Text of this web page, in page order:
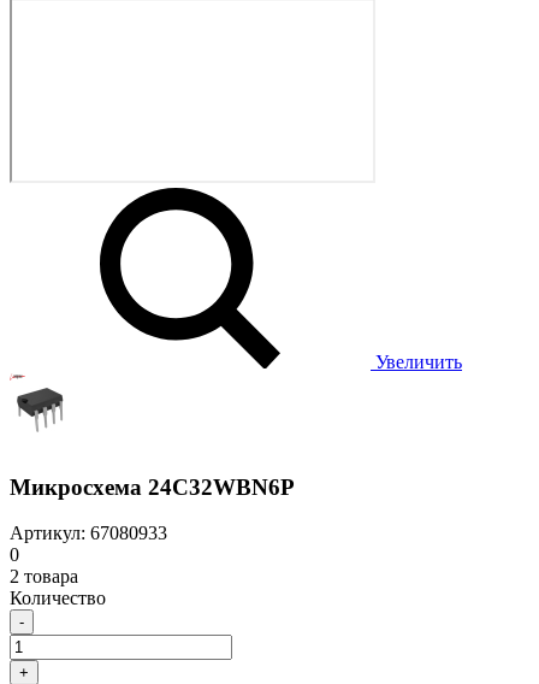
Увеличить
Микросхема 24C32WBN6P
Артикул: 67080933
0
2 товара
Количество
-
+